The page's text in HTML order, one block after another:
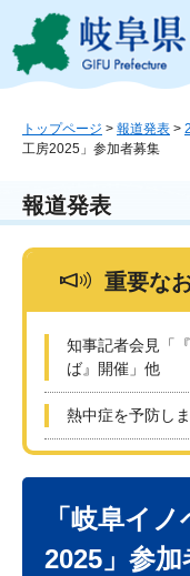
ジ
ュ
本
トップページ > 報道発表 >
工房2025」参加者募集
報道発表
重要な
知事記者会見「
ば』開催」他
熱中症を予防し
「岐阜イ
2025」参加